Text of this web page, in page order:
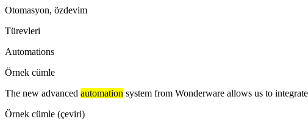
Otomasyon, özdevim
Türevleri
Automations
Örnek cümle
The new advanced automation system from Wonderware allows us to
Örnek cümle (çeviri)